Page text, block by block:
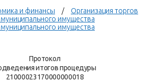
и финансы
Организация торгов
имущества
имущества
Протокол
итогов процедуры
21000023170000000018